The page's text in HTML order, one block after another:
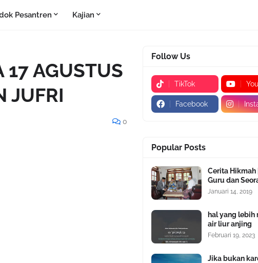
Pesantren Kajian
17 AGUSTUS
JUFRI
0
Follow Us
TikTok
Facebook
Popular Posts
Cerita Hikmah
Guru dan
Januari 14, 2019
hal yang lebih
air liur anjing
Februari 19, 2023
Jika bukan